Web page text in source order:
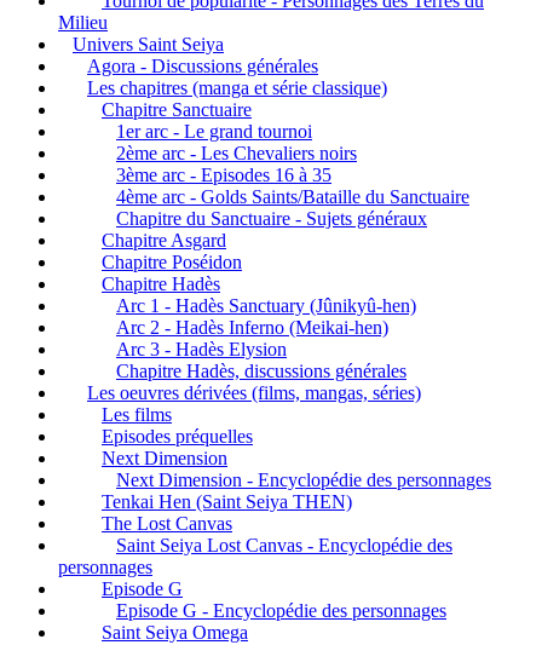
Milieu
Univers Saint Seiya
Agora - Discussions générales
Les chapitres (manga et série classique)
Chapitre Sanctuaire
1er arc - Le grand tournoi
2ème arc - Les Chevaliers noirs
3ème arc - Episodes 16 à 35
4ème arc - Golds Saints/Bataille du Sanctuaire
Chapitre du Sanctuaire - Sujets généraux
Chapitre Asgard
Chapitre Poséidon
Chapitre Hadès
Arc 1 - Hadès Sanctuary (Jûnikyû-hen)
Arc 2 - Hadès Inferno (Meikai-hen)
Arc 3 - Hadès Elysion
Chapitre Hadès, discussions générales
Les oeuvres dérivées (films, mangas, séries)
Les films
Episodes préquelles
Next Dimension
Next Dimension - Encyclopédie des personnages
Tenkai Hen (Saint Seiya THEN)
The Lost Canvas
Saint Seiya Lost Canvas - Encyclopédie des
personnages
Episode G
Episode G - Encyclopédie des personnages
Saint Seiya Omega